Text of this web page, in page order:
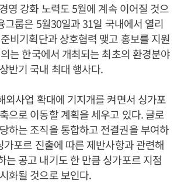
영 강화 노력도 5월에 계속 이어질 것으
그룹은 5월30일과 31일 국내에서 열리
비기획단과 상호협력 맺고 홍보를 지원
는 한국에서 개최되는 최초의 환경분야
반기 국내 최대 행사다.
외사업 확대에 기지개를 켜면서 싱가포
으로 이동할 계획을 세우고 있다. 글로
하는 조직을 통합하고 전결권을 부여하
가포르 진출에 따른 제반사항과 관련해
는 공고 내기도 한 만큼 싱가포르 지점
화될 것으로 보인다.